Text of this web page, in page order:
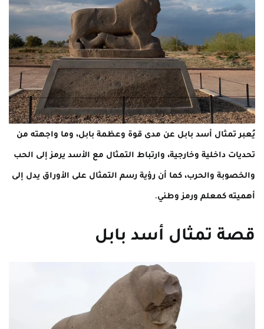
يُعبر تمثال أسد بابل عن مدى قوة وعظمة بابل، وما واجهته من
تحديات داخلية وخارجية، وارتباط التمثال مع الأسد يرمز إلى الحب
والخصوبة والحرب، كما أن رؤية رسم التمثال على الأوراق يدل إلى
أهميته كمعلم ورمز وطني.
قصة تمثال أسد بابل